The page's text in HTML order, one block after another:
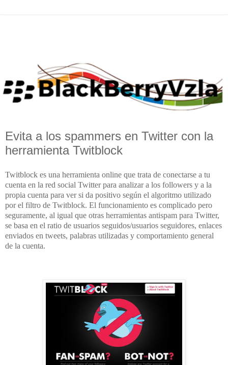
Evita a los spammers en Twitter con la
herramienta Twitblock
Twitblock es una herramienta online que trata de conectarse a tu
cuenta en la red social Twitter para analizar a los followers y a la
propia cuenta para ver si da positivo según el algoritmo utilizado
por el filtro de Twitblock. El funcionamiento es complicado pero
seguramente, al igual que otras herramientas antispam para Twitter,
se basa en el ratio de usuarios seguidos/usuarios seguidores, enlaces
enviados en tweets, palabras utilizadas y comportamiento general
de la cuenta.